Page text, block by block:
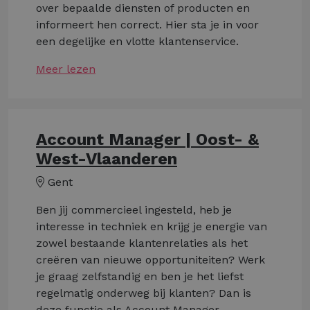
over bepaalde diensten of producten en
informeert hen correct. Hier sta je in voor
een degelijke en vlotte klantenservice.
Meer lezen
Account Manager | Oost- &
West-Vlaanderen
Gent
Ben jij commercieel ingesteld, heb je
interesse in techniek en krijg je energie van
zowel bestaande klantenrelaties als het
creëren van nieuwe opportuniteiten? Werk
je graag zelfstandig en ben je het liefst
regelmatig onderweg bij klanten? Dan is